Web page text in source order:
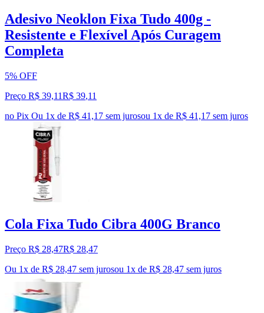
Adesivo Neoklon Fixa Tudo 400g -
Resistente e Flexível Após Curagem
Completa
5% OFF
Preço R$ 39,11R$ 39,11
no Pix Ou 1x de R$ 41,17 sem jurosou 1x de R$ 41,17 sem juros
Cola Fixa Tudo Cibra 400G Branco
Preço R$ 28,47R$ 28,47
Ou 1x de R$ 28,47 sem jurosou 1x de R$ 28,47 sem juros